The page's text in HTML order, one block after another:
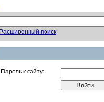
Расширенный поиск
Пароль к сайту: